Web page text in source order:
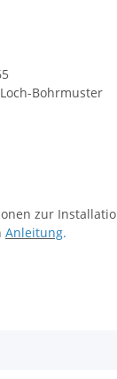
Bohrmuster
zur
Anleitung.